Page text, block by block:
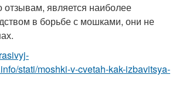
отзывам, является наиболее
в борьбе с мошками, они не
stati/moshki-v-cvetah-kak-izbavitsya-